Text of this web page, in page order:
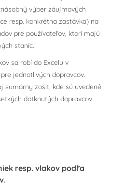
výber záujmových
resp. konkrétna zastávka) na
pre používateľov, ktorí majú
staníc.
sa robí do Excelu v
jednotlivých dopravcov.
sumárny zošit, kde sú uvedené
dotknutých dopravcov.
resp. vlakov podľa